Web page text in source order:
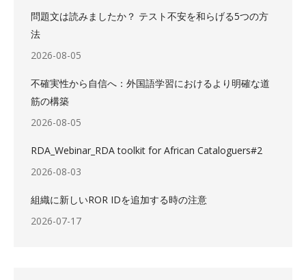
問題文は読みましたか？ テスト不安を和らげる5つの方
法
2026-08-05
不確実性から自信へ：外国語学習におけるより明確な道
筋の構築
2026-08-05
RDA_Webinar_RDA toolkit for African Cataloguers#2
2026-08-03
組織に新しいROR IDを追加する時の注意
2026-07-17